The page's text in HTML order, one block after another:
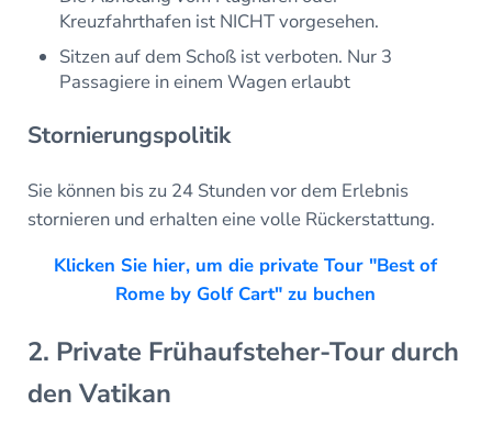
Kreuzfahrthafen ist NICHT vorgesehen.
Sitzen auf dem Schoß ist verboten. Nur 3
Passagiere in einem Wagen erlaubt
Stornierungspolitik
Sie können bis zu 24 Stunden vor dem Erlebnis
stornieren und erhalten eine volle Rückerstattung.
Klicken Sie hier, um die private Tour "Best of
Rome by Golf Cart" zu buchen
2. Private Frühaufsteher-Tour durch
den Vatikan